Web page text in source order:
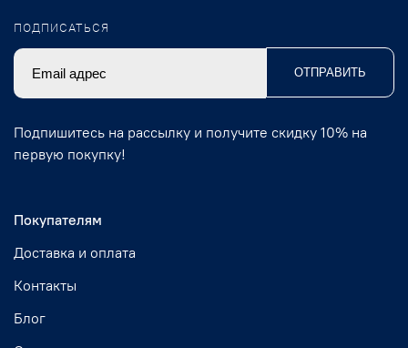
Покупателям
Доставка и оплата
Контакты
Блог
ПОДПИСАТЬСЯ
ОТПРАВИТЬ
Подпишитесь на рассылку и получите скидку 10% на
первую покупку!